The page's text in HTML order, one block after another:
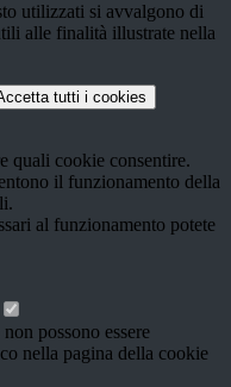
utilizzati si avvalgono di
alle finalità illustrate nella
tutti i cookies
quali cookie consentire.
il funzionamento della
al funzionamento potete
possono essere
nella pagina della cookie